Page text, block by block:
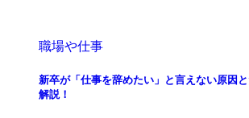
職場や仕事
新卒が「仕事を辞めたい」と言えない原因
解説！